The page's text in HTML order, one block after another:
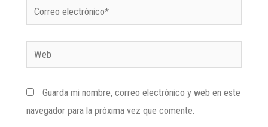
Guarda mi nombre, correo electrónico y web en este
navegador para la próxima vez que comente.